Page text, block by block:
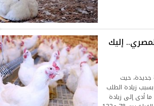
إليك
في مصر اليوم 2 يناير 2025 زيادة جديدة، حيث
بسبب زيادة الطلب
ما أدى إلى زيادة